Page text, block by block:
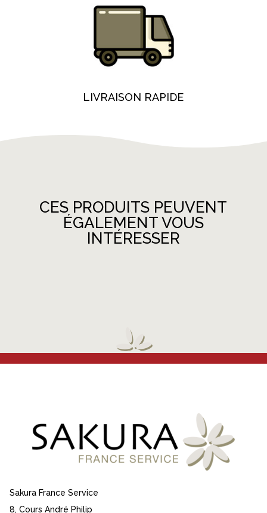
LIVRAISON RAPIDE
CES PRODUITS PEUVENT
ÉGALEMENT VOUS
INTÉRESSER
Sakura France Service
8, Cours André Philip